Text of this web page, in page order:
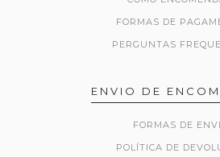
FORMAS DE
PERGUNTAS
ENVIO DE
FORMAS DE
POLÍTICA DE